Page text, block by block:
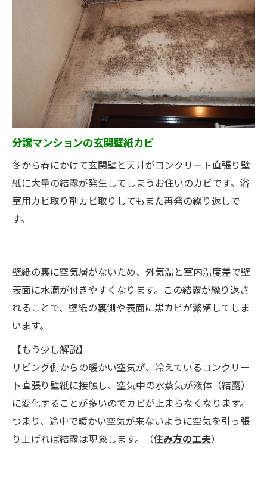
分譲マンションの玄関壁紙カビ
冬から春にかけて玄関壁と天井がコンクリート直張り壁
紙に大量の結露が発生してしまうお住いのカビです。浴
室用カビ取り剤カビ取りしてもまた再発の繰り返しで
す。
壁紙の裏に空気層がないため、外気温と室内温度差で壁
表面に水滴が付きやすくなります。この結露が繰り返さ
れることで、壁紙の裏側や表面に黒カビが繁殖してしま
います。
【もう少し解説】
リビング側からの暖かい空気が、冷えているコンクリー
ト直張り壁紙に接触し、空気中の水蒸気が液体（結露）
に変化することが多いのでカビが止まらなくなります。
つまり、途中で暖かい空気が来ないように空気を引っ張
り上げれば結露は現象します。（住み方の工夫）